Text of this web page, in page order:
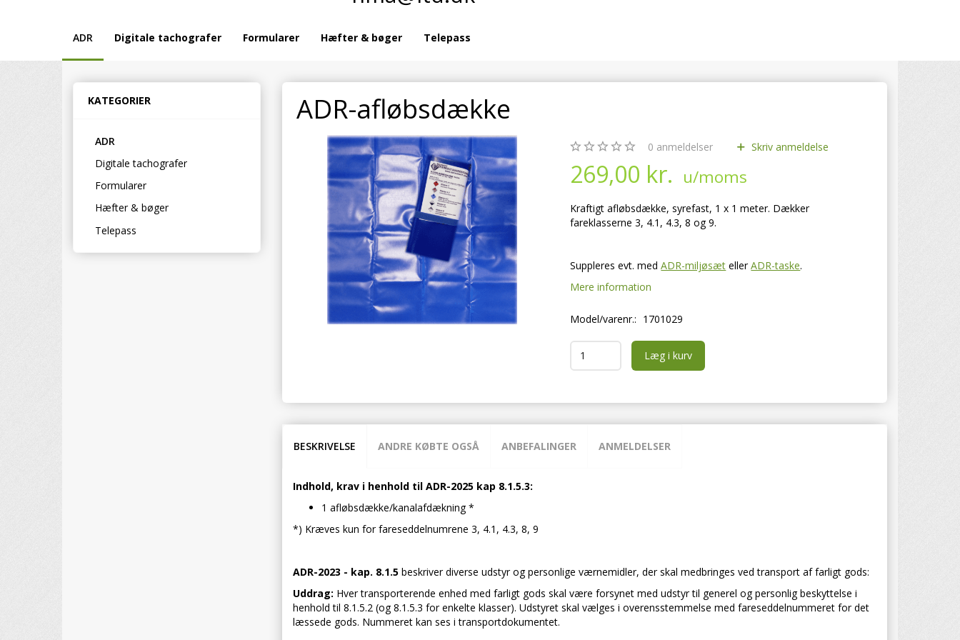
ADR Digitale tachografer Formularer Hæfter & bøger Telepass
KATEGORIER
ADR
Digitale tachografer
Formularer
Hæfter & bøger
Telepass
ADR-afløbsdække
0 anmeldelser Skriv anmeldelse
269,00 kr. u/moms
Kraftigt afløbsdække, syrefast, 1 x 1 meter. Dækker
fareklasserne 3, 4.1, 4.3, 8 og 9.
Suppleres evt. medADR-miljøsæt ellerADR-taske.
Mere information
Model/varenr.: 1701029
Læg i kurv
BESKRIVELSE ANDRE KØBTE OGSÅ ANBEFALINGER ANMELDELSER
Indhold, krav i henhold til ADR-2025 kap 8.1.5.3:
1 afløbsdække/kanalafdækning *
*) Kræves kun for fareseddelnumrene 3, 4.1, 4.3, 8, 9
ADR-2023 - kap. 8.1.5beskriver diverse udstyr og personlige værnemidler, der skal medbringes ved transport af farligt gods:
Uddrag: Hver transporterende enhed med farligt gods skal være forsynet med udstyr til generel og personlig beskyttelse i
henhold til 8.1.5.2 (og 8.1.5.3 for enkelte klasser). Udstyret skal vælges i overensstemmelse med fareseddelnummeret for det
læssede gods. Nummeret kan ses i transportdokumentet.